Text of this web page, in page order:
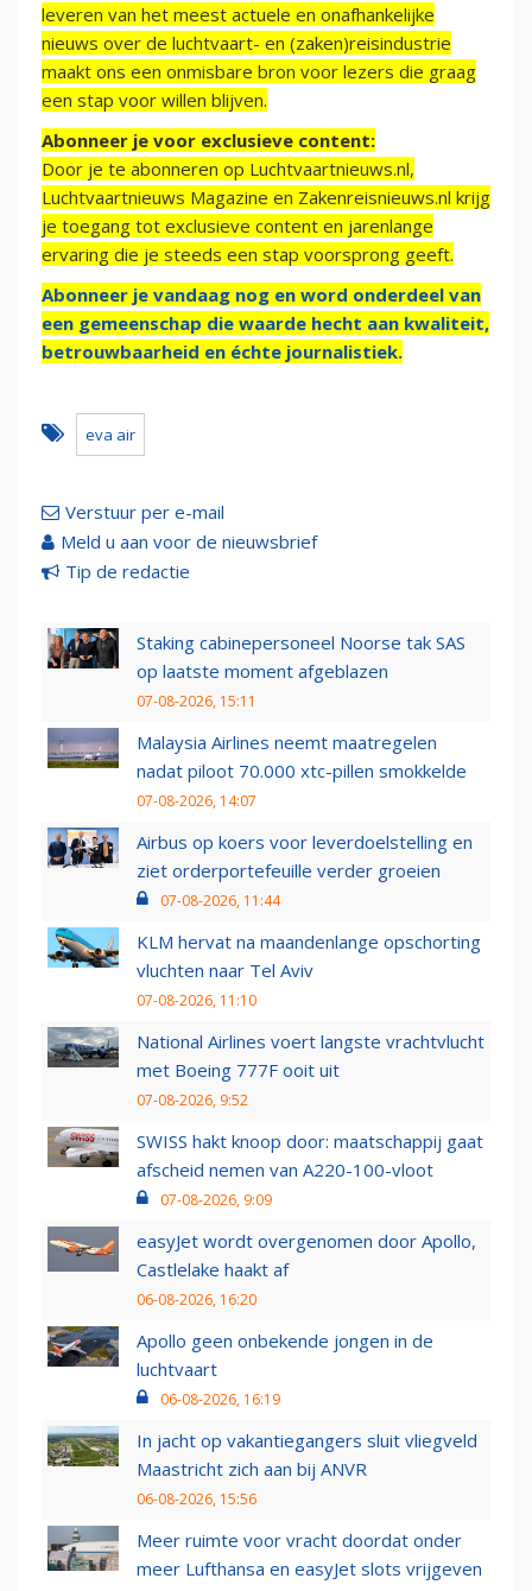
leveren van het meest actuele en onafhankelijke
nieuws over de luchtvaart- en (zaken)reisindustrie
maakt ons een onmisbare bron voor lezers die graag
een stap voor willen blijven.
Abonneer je voor exclusieve content:
Door je te abonneren op Luchtvaartnieuws.nl,
Luchtvaartnieuws Magazine en Zakenreisnieuws.nl krijg
je toegang tot exclusieve content en jarenlange
ervaring die je steeds een stap voorsprong geeft.
Abonneer je vandaag nog en word onderdeel van
een gemeenschap die waarde hecht aan kwaliteit,
betrouwbaarheid en échte journalistiek.
eva air
Verstuur per e-mail
Meld u aan voor de nieuwsbrief
Tip de redactie
Staking cabinepersoneel Noorse tak SAS
op laatste moment afgeblazen
07-08-2026, 15:11
Malaysia Airlines neemt maatregelen
nadat piloot 70.000 xtc-pillen smokkelde
07-08-2026, 14:07
Airbus op koers voor leverdoelstelling en
ziet orderportefeuille verder groeien
07-08-2026, 11:44
KLM hervat na maandenlange opschorting
vluchten naar Tel Aviv
07-08-2026, 11:10
National Airlines voert langste vrachtvlucht
met Boeing 777F ooit uit
07-08-2026, 9:52
SWISS hakt knoop door: maatschappij gaat
afscheid nemen van A220-100-vloot
07-08-2026, 9:09
easyJet wordt overgenomen door Apollo,
Castlelake haakt af
06-08-2026, 16:20
Apollo geen onbekende jongen in de
luchtvaart
06-08-2026, 16:19
In jacht op vakantiegangers sluit vliegveld
Maastricht zich aan bij ANVR
06-08-2026, 15:56
Meer ruimte voor vracht doordat onder
meer Lufthansa en easyJet slots vrijgeven